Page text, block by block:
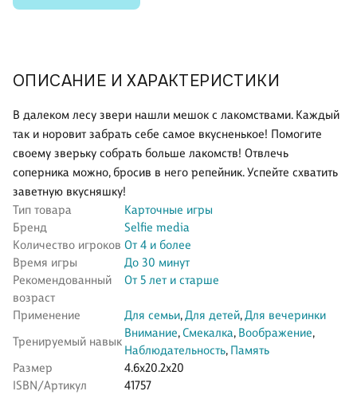
ОПИСАНИЕ И ХАРАКТЕРИСТИКИ
В далеком лесу звери нашли мешок с лакомствами. Каждый
так и норовит забрать себе самое вкусненькое! Помогите
своему зверьку собрать больше лакомств! Отвлечь
соперника можно, бросив в него репейник. Успейте схватить
заветную вкусняшку!
Тип товара
Карточные игры
Бренд
Selfie media
Количество игроков От 4 и более
Время игры
До 30 минут
Рекомендованный
возраст
От 5 лет и старше
Применение Для семьи,Для детей,Для вечеринки
Тренируемый навык
Внимание,Смекалка, Воображение,
Наблюдательность, Память
Размер
4.6x20.2x20
ISBN/Артикул
41757